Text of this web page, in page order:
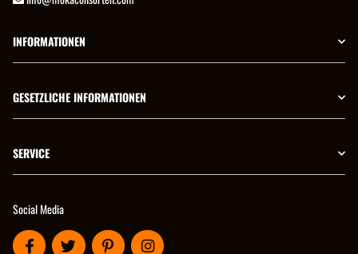
INFORMATIONEN
GESETZLICHE INFORMATIONEN
SERVICE
Social Media